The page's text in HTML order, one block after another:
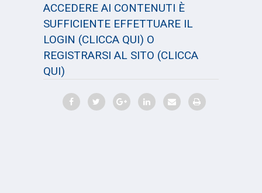
ACCEDERE AI CONTENUTI È
SUFFICIENTE EFFETTUARE IL
LOGIN (CLICCA QUI) O
REGISTRARSI AL SITO (CLICCA
QUI)